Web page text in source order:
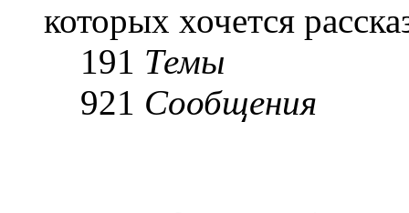
которых хочется
191 Темы
921 Сообщения